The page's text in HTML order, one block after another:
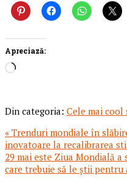
Apreciază:
Încarc...
Din categoria: Cele mai
Articol
anterior:
« Trenduri mondiale în
inovatoare la recalibrarea
Articolul
urmator:
29 mai este Ziua Mondială
care trebuie să le știi pentru